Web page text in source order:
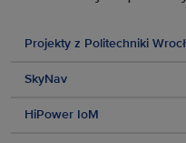
Projekty z Politechniki
SkyNav
HiPower IoM